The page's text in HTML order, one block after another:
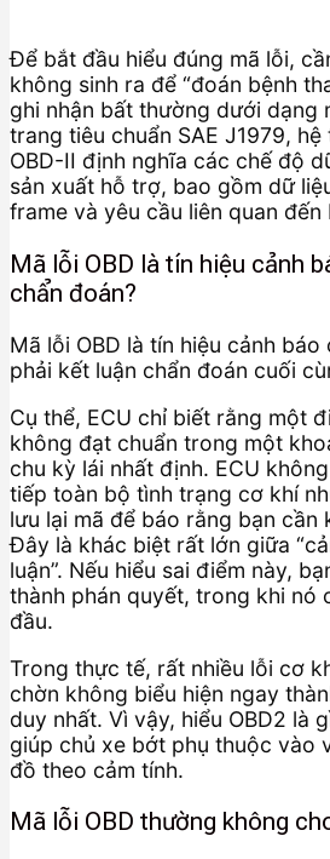
Để bắt đầu hiểu đúng mã lỗi,
không sinh ra để “đoán bệnh
ghi nhận bất thường dưới dạng
trang tiêu chuẩn SAE J1979,
OBD-II định nghĩa các chế độ
sản xuất hỗ trợ, bao gồm dữ
frame và yêu cầu liên quan đến
Mã lỗi OBD là tín hiệu cảnh
chẩn đoán?
Mã lỗi OBD là tín hiệu cảnh
phải kết luận chẩn đoán cuối
Cụ thể, ECU chỉ biết rằng một
không đạt chuẩn trong một
chu kỳ lái nhất định. ECU
tiếp toàn bộ tình trạng cơ khí
lưu lại mã để báo rằng bạn cần
Đây là khác biệt rất lớn giữa
luận”. Nếu hiểu sai điểm này,
thành phán quyết, trong khi nó
đầu.
Trong thực tế, rất nhiều lỗi cơ
chờn không biểu hiện ngay
duy nhất. Vì vậy, hiểu OBD2 là
giúp chủ xe bớt phụ thuộc vào
đồ theo cảm tính.
Mã lỗi OBD thường không